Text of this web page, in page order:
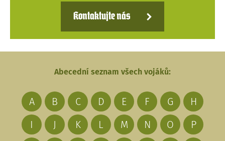
Kontaktujte nás
Abecední seznam všech vojáků:
A B C D E F G
H
I
J K L M N O
P